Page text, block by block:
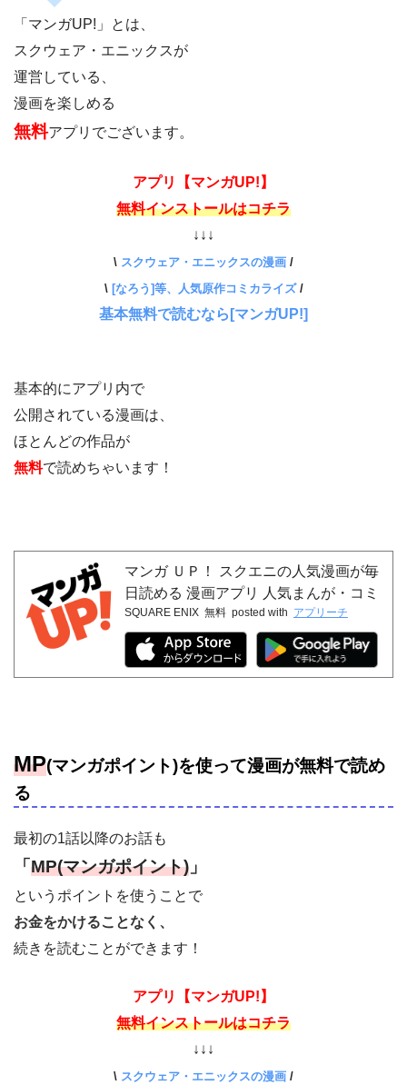
「マンガUP!」とは、
スクウェア・エニックスが
運営している、
漫画を楽しめる
無料アプリでございます。
アプリ【マンガUP!】
無料インストールはコチラ
↓↓↓
\ スクウェア・エニックスの漫画 /
\ [なろう]等、人気原作コミカライズ/
基本無料で読むなら[マンガUP!]
基本的にアプリ内で
公開されている漫画は、
ほとんどの作品が
無料で読めちゃいます！
マンガ ＵＰ！ スクエニの人気漫画が毎
日読める 漫画アプリ 人気まんが・コミ
ックが無料
SQUARE ENIX 無料 posted with アプリーチ
MP(マンガポイント)を使って漫画が無料で読め
る
最初の1話以降のお話も
「 MP(マンガポイント) 」
というポイントを使うことで
お金をかけることなく、
続きを読むことができます！
アプリ【マンガUP!】
無料インストールはコチラ
↓↓↓
\ スクウェア・エニックスの漫画 /